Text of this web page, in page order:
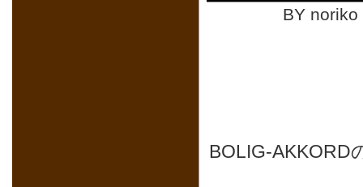
BY
BOLIG-AKKORD